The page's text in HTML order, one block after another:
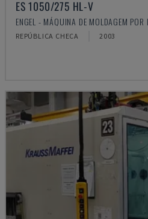
ES 1050/275 HL-V
ENGEL - MÁQUINA DE MOLDAGEM
REPÚBLICA CHECA 2003